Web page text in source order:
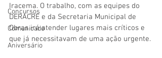
Concursos
Comunicado
Aniversário
Iracema. O trabalho, com as equipes do
DERACRE e da Secretaria Municipal de
Obras irá atender lugares mais críticos e
que já necessitavam de uma ação urgente.